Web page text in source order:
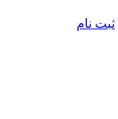
ثبت نام